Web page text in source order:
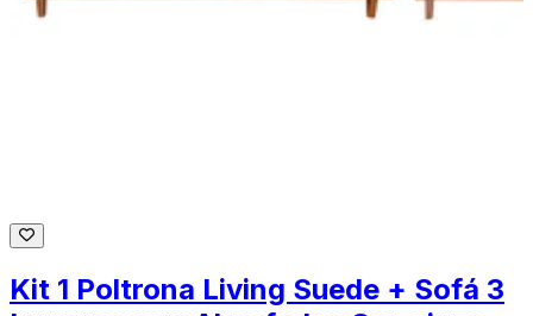
Kit 1 Poltrona Living Suede + Sofá 3